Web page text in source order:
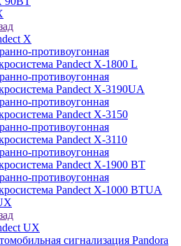
X
противоугонная
Pandect X-1800 L
противоугонная
Pandect X-3190UA
противоугонная
Pandect X-3150
противоугонная
Pandect X-3110
противоугонная
Pandect X-1900 BT
противоугонная
Pandect X-1000 BTUA
UX
сигнализация Pandora